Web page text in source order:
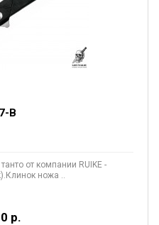
B
от компании RUIKE -
ножа ..
р.